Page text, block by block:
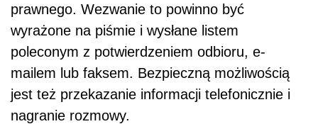
prawnego. Wezwanie to powinno być
wyrażone na piśmie i wysłane listem
poleconym z potwierdzeniem odbioru, e-
mailem lub faksem. Bezpieczną możliwością
jest też przekazanie informacji telefonicznie i
nagranie rozmowy.